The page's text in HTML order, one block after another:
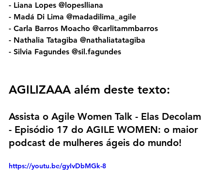
- Liana Lopes @lopeslliana
- Madá Di Lima @madadilima_agile
- Carla Barros Moacho @carlitammbarros
- Nathalia Tatagiba @nathaliatatagiba
- Silvia Fagundes @sil.fagundes
AGILIZAAA além deste texto:
Assista o Agile Women Talk - Elas Decolam
- Episódio 17 do AGILE WOMEN: o maior
podcast de mulheres ágeis do mundo!
https://youtu.be/gyIvDbMGk-8